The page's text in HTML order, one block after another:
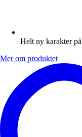
Helt ny karakter
Mer om produktet